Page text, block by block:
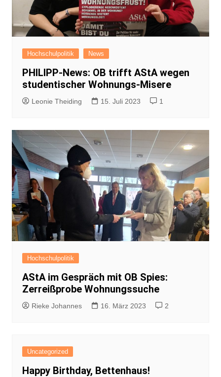
Hochschulpolitik News
PHILIPP-News: OB trifft AStA wegen
studentischer Wohnungs-Misere
Leonie Theiding 15. Juli 2023 1
Hochschulpolitik
AStA im Gespräch mit OB Spies:
Zerreißprobe Wohnungssuche
Rieke Johannes 16. März 2023 2
Uncategorized
Happy Birthday, Bettenhaus!